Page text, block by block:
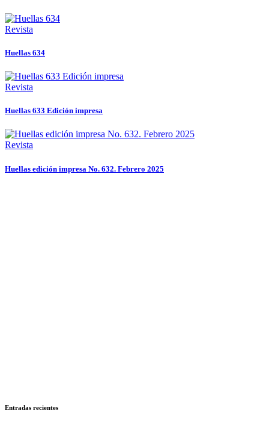
Revista
Huellas 634
Revista
Huellas 633 Edición impresa
Revista
Huellas edición impresa No. 632. Febrero 2025
Entradas recientes